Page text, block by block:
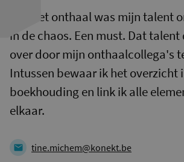
Aan het onthaal was mijn talent
in de chaos. Een must. Dat talent
over door mijn onthaalcollega's
Intussen bewaar ik het overzicht
boekhouding en link ik alle
elkaar.
tine.michem@konekt.be